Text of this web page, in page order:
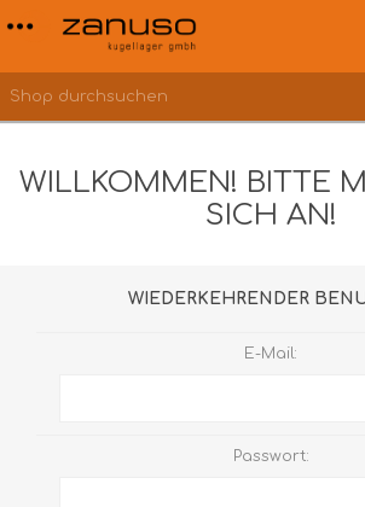
WILLKOMMEN! BITTE
SICH AN!
WIEDERKEHRENDER
E-Mail:
Passwort: